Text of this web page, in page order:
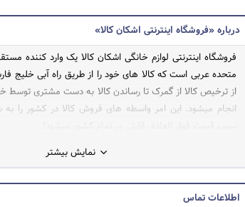
جستجو
درباره «فروشگاه اینترنتی اشکان کالا»
فروشگاه اینترنتی لوازم خانگی اشکان کالا یک وارد کننده
متحده عربی است که کالا های خود را از طریق راه آبی خلیج
از ترخیص کالا از گمرک تا رساندن کالا به دست مشتری توسط
انجام میشود. این امر واسطه های فروش کالا در کشور را
نمایش بیشتر
اطلاعات تماس